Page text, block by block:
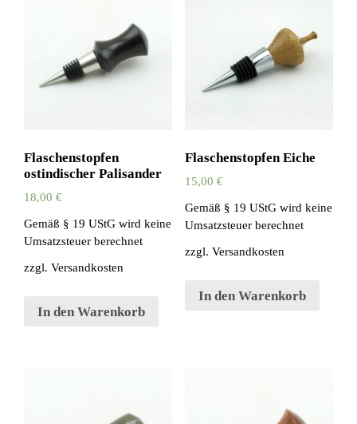
Flaschenstopfen
ostindischer Palisander
18,00 €
Gemäß § 19 UStG wird keine
Umsatzsteuer berechnet
zzgl. Versandkosten
In den Warenkorb
Flaschenstopfen Eiche
15,00 €
Gemäß § 19 UStG wird keine
Umsatzsteuer berechnet
zzgl. Versandkosten
In den Warenkorb